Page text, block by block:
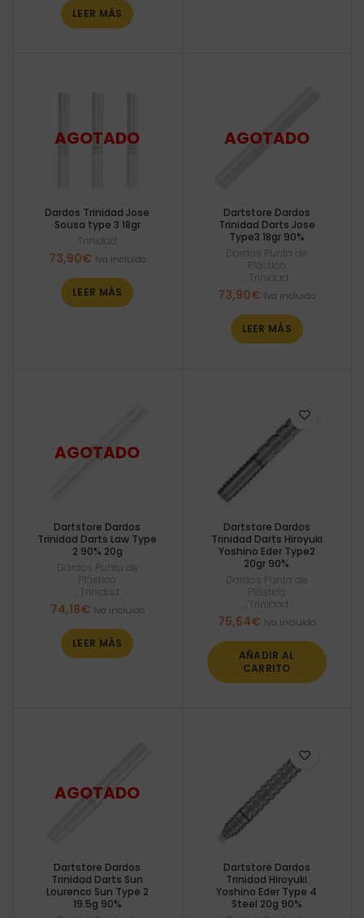
LEER MÁS
Dardos Trinidad Jose
Sousa type 3 18gr
Trinidad
73,90€ Iva incluido
LEER MÁS
Dartstore Dardos
Trinidad Darts Jose
Type3 18gr 90%
Dardos Punta de
Plástico
Trinidad
73,90€ Iva incluido
LEER MÁS
Dartstore Dardos
Trinidad Darts Law Type
2 90% 20g
Dardos Punta de
Plástico
Trinidad
74,18€ Iva incluido
LEER MÁS
Dartstore Dardos
Trinidad Darts Hiroyuki
Yoshino Eder Type2
20gr 90%
Dardos Punta de
Plástico
Trinidad
75,64€ Iva incluido
AÑADIR AL
CARRITO
Dartstore Dardos
Trinidad Darts Sun
Lourenco Sun Type 2
19.5g 90%
Dartstore Dardos
Trinidad Hiroyuki
Yoshino Eder Type 4
Steel 20g 90%